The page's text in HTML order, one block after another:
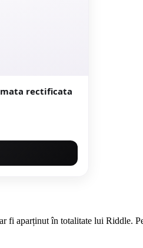
fi aparținut în totalitate lui Riddle.